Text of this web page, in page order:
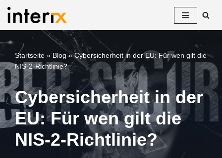
springen
Startseite » Blog »Cybersicherheit in der EU: Für wen gilt die
NIS-2-Richtlinie?
Cybersicherheit in der
EU: Für wen gilt die
NIS-2-Richtlinie?